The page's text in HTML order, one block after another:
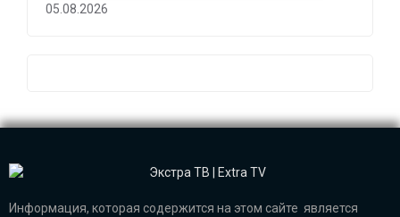
05.08.2026
Информация, которая содержится на этом сайте является